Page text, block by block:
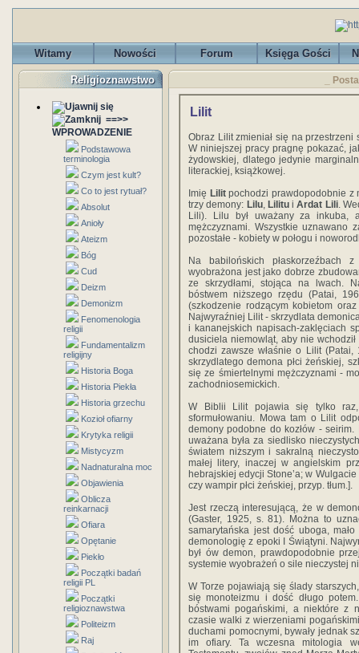
Witamy Nowości Forum Księga Gości
Religioznawstwo
==>>
WPROWADZENIE
Podstawowa
terminologia
Czym jest kult?
Co to jest rytuał?
Absolut
Anioły
Ateizm
Bóg
Cud
Deizm
Demonizm
Fenomenologia
religii
Fundamentalizm
religijny
Historia Boga
Historia Piekła
Historia grzechu
Kozioł ofiarny
Krytyka religii
Mistycyzm
Nadnaturalna moc
Objawienia
Oblicza
reinkarnacji
Ofiara
Opętanie
Piekło
Początki badań
religii PL
Początki
religioznawstwa
Politeizm
Raj
_
Lilit
Obraz Lilit zmieniał się na przestrzeni
W niniejszej pracy pragnę pokazać,
żydowskiej, dlatego jedynie
literackiej, książkowej.
Imię Lilitpochodzi prawdopodobnie z
trzy demony: Lilu, LilituiArdat Lili.
Lili). Lilu był uważany za inkuba,
mężczyznami. Wszystkie uznawano
pozostałe - kobiety w połogu i
Na babilońskich płaskorzeźbach
wyobrażona jest jako dobrze
ze skrzydłami, stojąca na lwach.
bóstwem niższego rzędu (Patai,
(szkodzenie rodzącym kobietom
Najwyraźniej Lilit - skrzydlata
i kananejskich napisach-zaklęciach
dusiciela niemowląt, aby nie
chodzi zawsze właśnie o Lilit
skrzydlatego demona płci żeńskiej,
się ze śmiertelnymi mężczyznami -
zachodniosemickich.
W Biblii Lilit pojawia się tylko
sformułowaniu. Mowa tam o Lilit
demony podobne do kozłów -
uważana była za siedlisko
światem niższym i sakralną
małej litery, inaczej w angielskim
hebrajskiej edycji Stone’a; w
czy wampir płci żeńskiej, przyp. tłum.].
Jest rzeczą interesującą, że w
(Gaster, 1925, s. 81). Można to
samarytańska jest dość uboga,
demonologię z epoki I Świątyni.
był ów demon, prawdopodobnie
systemie wyobrażeń o sile nieczystej
W Torze pojawiają się ślady
się monoteizmu i dość długo
bóstwami pogańskimi, a niektóre z
czasie walki z wierzeniami
duchami pomocnymi, bywały jednak
im ofiary. Ta wczesna mitologia